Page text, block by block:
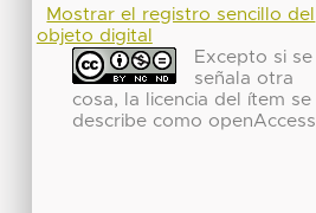
Mostrar el registro sencillo del
objeto digital
Excepto si se
señala otra
cosa, la licencia del ítem se
describe como openAccess